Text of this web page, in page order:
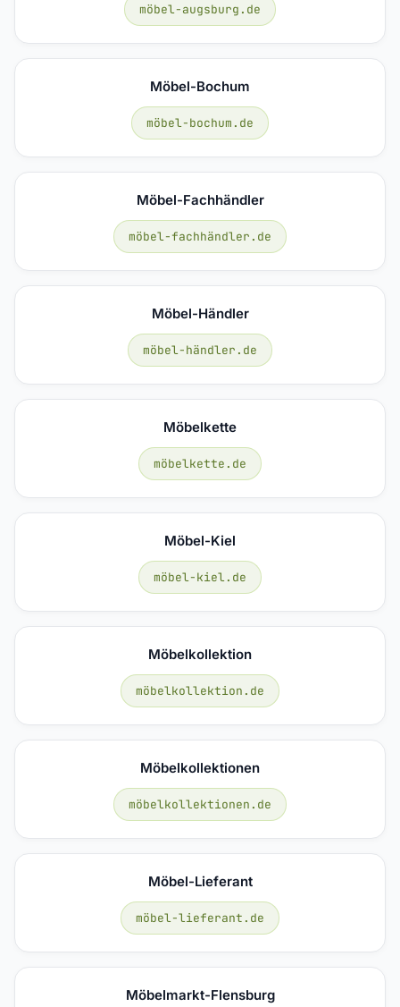
möbel-augsburg.de
Möbel-Bochum
möbel-bochum.de
Möbel-Fachhändler
möbel-fachhändler.de
Möbel-Händler
möbel-händler.de
Möbelkette
möbelkette.de
Möbel-Kiel
möbel-kiel.de
Möbelkollektion
möbelkollektion.de
Möbelkollektionen
möbelkollektionen.de
Möbel-Lieferant
möbel-lieferant.de
Möbelmarkt-Flensburg